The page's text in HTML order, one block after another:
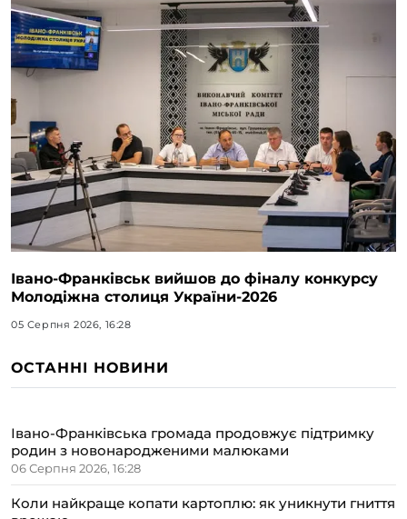
Івано-Франківськ вийшов до фіналу конкурсу
Молодіжна столиця України-2026
05 Серпня 2026, 16:28
ОСТАННІ НОВИНИ
Івано-Франківська громада продовжує підтримку
родин з новонародженими малюками
06 Серпня 2026, 16:28
Коли найкраще копати картоплю: як уникнути гниття